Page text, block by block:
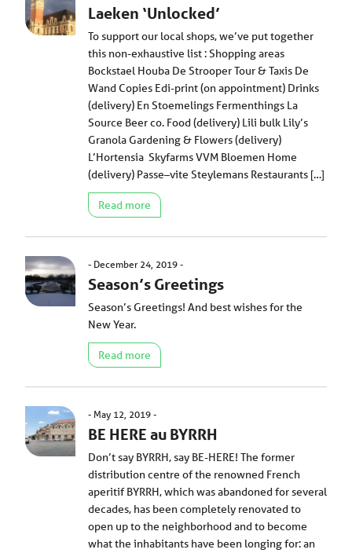
Laeken ‘Unlocked’
To support our local shops, we’ve put together
this non-exhaustive list : Shopping areas
Bockstael Houba De Strooper Tour & Taxis De
Wand Copies Edi-print (on appointment) Drinks
(delivery) En Stoemelings Fermenthings La
Source Beer co. Food (delivery) Lili bulk Lily’s
Granola Gardening & Flowers (delivery)
L’Hortensia Skyfarms VVM Bloemen Home
(delivery) Passe–vite Steylemans Restaurants […]
Read more
December 24, 2019
Season’s Greetings
Season’s Greetings! And best wishes for the
New Year.
Read more
May 12, 2019
BE HERE au BYRRH
Don’t say BYRRH, say BE-HERE! The former
distribution centre of the renowned French
aperitif BYRRH, which was abandoned for several
decades, has been completely renovated to
open up to the neighborhood and to become
what the inhabitants have been longing for: an